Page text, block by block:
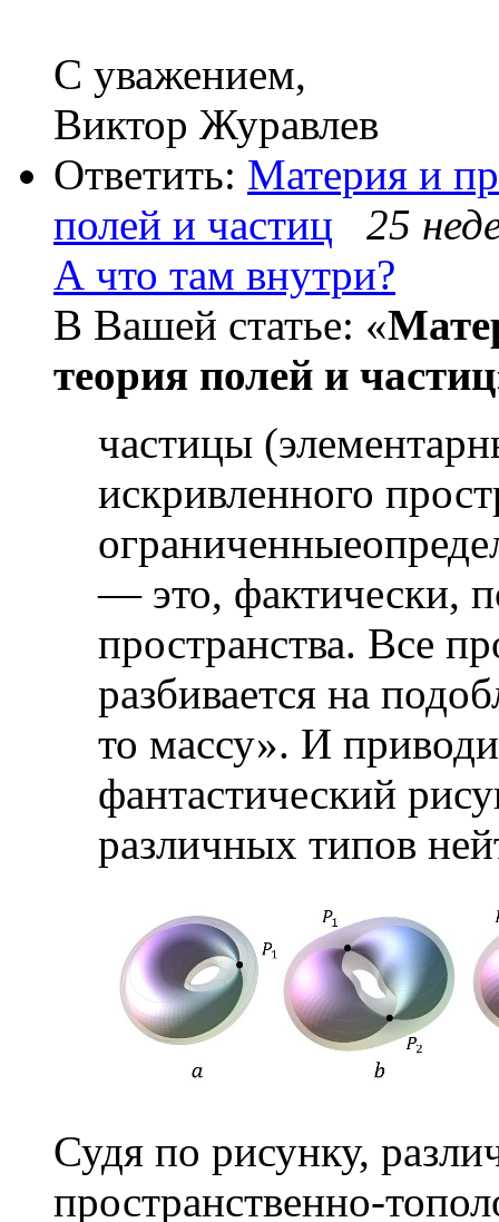
С уважением,
Виктор Журавлев
Ответить: Материя и
полей и частиц
25
А что там внутри?
В Вашей статье: «
теория полей и частиц
частицы
искривленного
— это, фактически,
пространства. Все
разбивается на
то массу». И
фантастический
различных типов
Судя по рисунку,
пространственно-